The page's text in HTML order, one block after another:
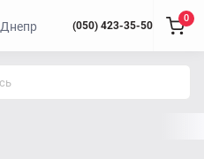
Днепр (050) 423-35-50
0